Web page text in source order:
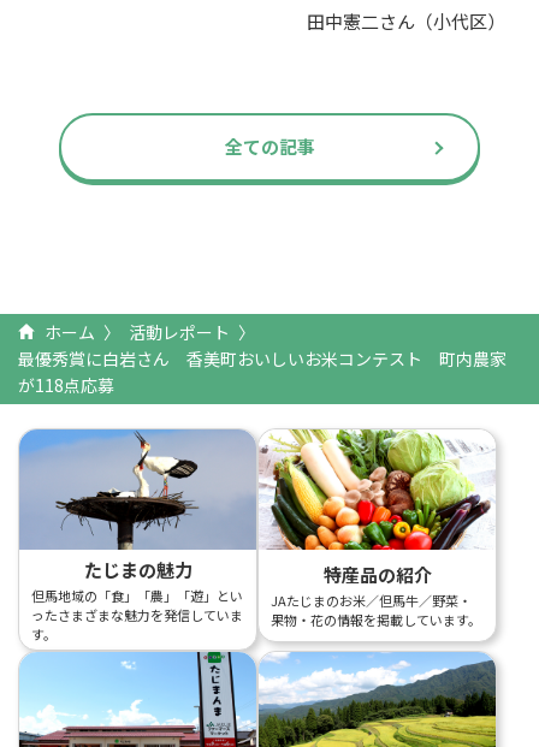
田中憲二さん（小代区）
全ての記事
ホーム
活動レポート
最優秀賞に白岩さん 香美町おいしいお米コンテスト 町内農家
が118点応募
たじまの魅力
但馬地域の「食」「農」「遊」とい
ったさまざまな魅力を発信していま
す。
特産品の紹介
JAたじまのお米／但馬牛／野菜・
果物・花の情報を掲載しています。